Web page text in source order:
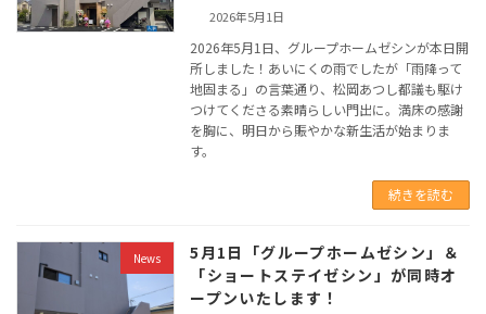
2026年5月1日
2026年5月1日、グループホームゼシンが本日開
所しました！あいにくの雨でしたが「雨降って
地固まる」の言葉通り、松岡あつし都議も駆け
つけてくださる素晴らしい門出に。満床の感謝
を胸に、明日から賑やかな新生活が始まりま
す。
続きを読む
News
5月1日「グループホームゼシン」＆
「ショートステイゼシン」が同時オ
ープンいたします！